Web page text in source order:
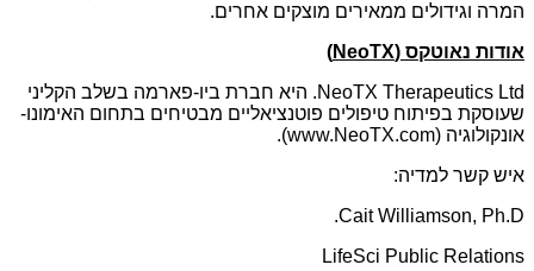
המרה וגידולים ממאירים מוצקים אחרים.
אודות נאוטקס (NeoTX
)
NeoTX Therapeutics Ltd. היא חברת ביו-פארמה בשלב הקליני
שעוסקת בפיתוח טיפולים פוטנציאליים מבטיחים בתחום האימונו-
אונקולוגיה (www.NeoTX.com).
איש קשר למדיה:
Cait Williamson, Ph.D.
LifeSci Public Relations